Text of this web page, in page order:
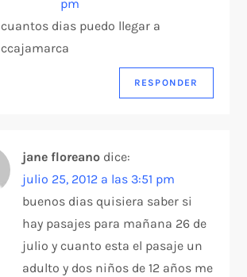
pm
cuantos dias puedo llegar a
ccajamarca
RESPONDER
jane floreano dice:
julio 25, 2012 a las 3:51 pm
buenos dias quisiera saber si
hay pasajes para mañana 26 de
julio y cuanto esta el pasaje un
adulto y dos niños de 12 años me